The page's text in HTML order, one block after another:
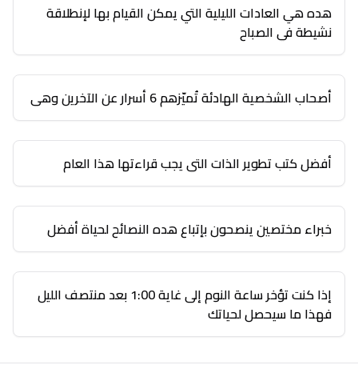
هده هي العادات الليلية التي يمكن القيام بها لإنطلاقة
نشيطة في الصباح
أصحاب الشخصية الهادئة تُميّزهم 6 أسرار عن الآخرين وهي
أفضل كتب تطوير الذات التي يجب قراءتها هذا العام
خبراء مختصين ينصحون بإتباع هده النصائح لحياة أفضل
إذا كنت تؤخر ساعة النوم إلى غاية 1:00 بعد منتصف الليل
فهذا ما سيحصل لحياتك